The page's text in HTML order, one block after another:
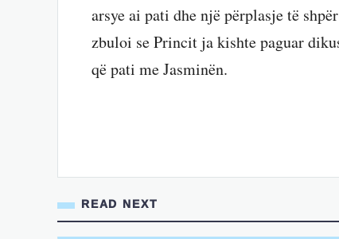
arsye ai pati dhe një përplasje të
zbuloi se Princit ja kishte paguar
që pati me Jasminën.
READ NEXT